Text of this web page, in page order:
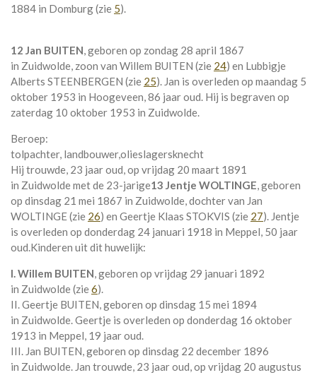
1884 in Domburg(zie 5).
12 Jan BUITEN, geboren op zondag 28 april 1867
in Zuidwolde, zoon van Willem BUITEN (zie 24) en Lubbigje
Alberts STEENBERGEN (zie 25). Jan is overleden op maandag 5
oktober 1953 in Hoogeveen, 86 jaar oud. Hij is begraven op
zaterdag 10 oktober 1953 in Zuidwolde.
Beroep:
tolpachter, landbouwer,olieslagersknecht
Hij trouwde, 23 jaar oud, op vrijdag 20 maart 1891
in Zuidwoldemet de 23-jarige13 Jentje WOLTINGE, geboren
op dinsdag 21 mei 1867 in Zuidwolde, dochter van Jan
WOLTINGE (zie 26) en Geertje Klaas STOKVIS (zie 27). Jentje
is overleden op donderdag 24 januari 1918 in Meppel, 50 jaar
oud.Kinderen uit dit huwelijk:
I. Willem BUITEN, geboren op vrijdag 29 januari 1892
in Zuidwolde(zie6).
II. Geertje BUITEN, geboren op dinsdag 15 mei 1894
in Zuidwolde. Geertje is overleden op donderdag 16 oktober
1913 in Meppel, 19 jaar oud.
III. Jan BUITEN, geboren op dinsdag 22 december 1896
in Zuidwolde. Jan trouwde, 23 jaar oud, op vrijdag 20 augustus